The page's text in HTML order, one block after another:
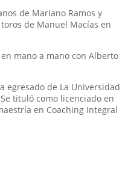
de Mariano Ramos y
de Manuel Macías en
mano a mano con Alberto
egresado de La Universidad
tituló como licenciado en
en Coaching Integral